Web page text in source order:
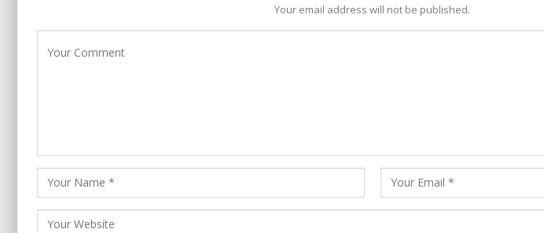
Your email address will not be published.